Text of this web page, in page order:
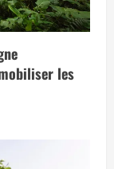
les